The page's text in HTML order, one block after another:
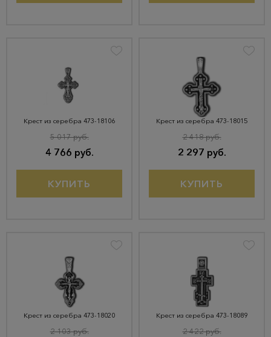
Крест из серебра 473-18106
4 766 руб.
5 017 руб.
КУПИТЬ
Крест из серебра 473-18015
2 297 руб.
2 418 руб.
КУПИТЬ
Крест из серебра 473-18020
2 103 руб.
Крест из серебра 473-18089
2 422 руб.